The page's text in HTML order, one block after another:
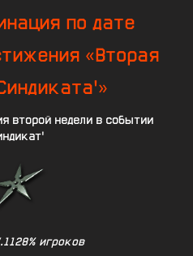
по дате
«Вторая
второй недели в событии
игроков